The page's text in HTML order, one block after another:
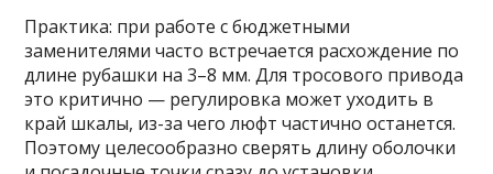
Практика: при работе с бюджетными
заменителями часто встречается расхождение по
длине рубашки на 3–8 мм. Для тросового привода
это критично — регулировка может уходить в
край шкалы, из-за чего люфт частично останется.
Поэтому целесообразно сверять длину оболочки